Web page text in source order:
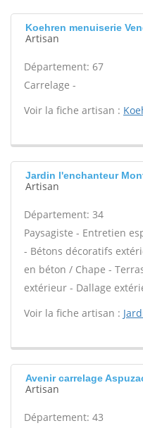
Koehren menuiserie
Artisan
Département: 67
Carrelage -
Voir la fiche artisan :
Jardin l'enchanteur
Artisan
Département: 34
Paysagiste - Entretien
- Bétons décoratifs
en béton / Chape -
extérieur - Dallage
Voir la fiche artisan :
Avenir carrelage
Artisan
Département: 43